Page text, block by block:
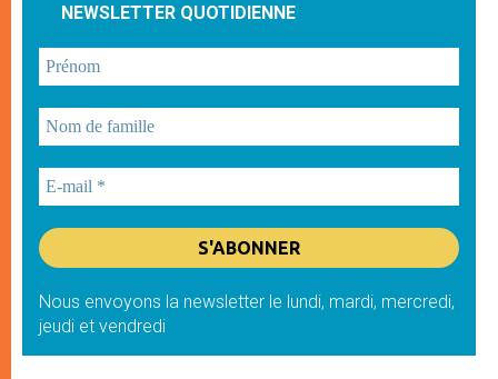
NEWSLETTER QUOTIDIENNE
Nous envoyons la newsletter le lundi, mardi, mercredi,
jeudi et vendredi